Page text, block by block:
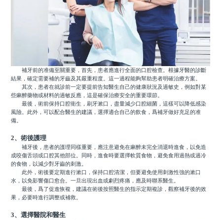
補牙前的准備至關重要，首先，患者應進行全面的口腔檢查。根據牙醫的診斷
結果，確定需要補的牙齒及其嚴重程度。這一過程能夠幫助患者明確治療方案。
其次，患者在就診前一定要提前告知醫生自己的健康狀況及過敏史，例如對某
些麻醉藥物或材料的過敏反應，這是確保治療安全的重要環節。
最後，術前保持口腔衛生，刷牙漱口，盡量減少口腔細菌，這樣可以降低感染
風險。此外，可以配合醫生的建議，選擇適合自己的飲食，爲補牙做好充足的准
備。
2、術後護理
補牙後，患者的護理同樣重要，應注意避免在麻醉未完全消退時進食，以免造
成咬傷舌頭或口腔其他部位。同時，進食時要選擇軟質食物，避免食用過熱或過冷
的食物，以減少對牙齒的刺激。
此外，術後要定期進行漱口，保持口腔清潔，但要避免使用刺激性強的漱口
水，以免影響傷口愈合。一旦出現出血或劇烈疼痛，應及時聯系醫生。
最後，爲了促進恢複，建議在術後按照醫生的指示定期複診，觀察補牙後的效
果，必要時進行調整或補救。
3、選擇醫院和醫生